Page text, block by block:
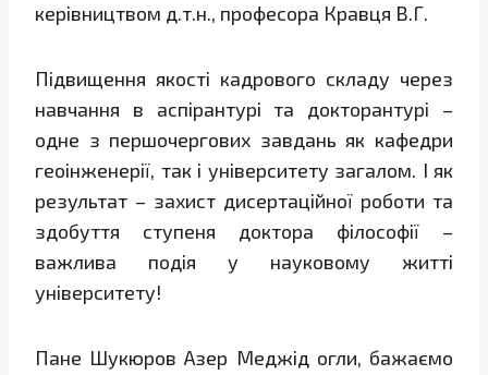
керівництвом д.т.н., професора Кравця В.Г.
Підвищення якості кадрового складу через
навчання в аспірантурі та докторантурі –
одне з першочергових завдань як кафедри
геоінженерії, так і університету загалом. І як
результат – захист дисертаційної роботи та
здобуття ступеня доктора філософії –
важлива подія у науковому житті
університету!
Пане Шукюров Азер Меджід огли, бажаємо